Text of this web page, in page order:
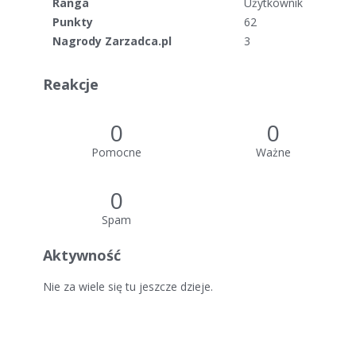
Punkty
62
Nagrody Zarzadca.pl
3
Reakcje
0
Pomocne
0
Ważne
0
Spam
Aktywność
Nie za wiele się tu jeszcze dzieje.